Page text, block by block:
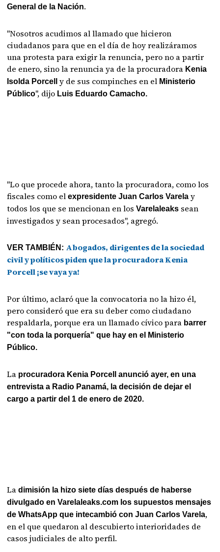
General de la Nación.
"Nosotros acudimos al llamado que hicieron
ciudadanos para que en el día de hoy realizáramos
una protesta para exigir la renuncia, pero no a partir
de enero, sino la renuncia ya de la procuradora Kenia
Isolda Porcell
y de sus compinches en el Ministerio
Público", dijo Luis Eduardo Camacho.
"Lo que procede ahora, tanto la procuradora, como los
fiscales como elexpresidente Juan Carlos Varela y
todos los que se mencionan en losVarelaleaks sean
investigados y sean procesados", agregó.
VER TAMBIÉN: Abogados, dirigentes de la sociedad
civil y políticos piden que la procuradora Kenia
Porcell ¡se vaya ya!
Por último, aclaró que la convocatoria no la hizo él,
pero consideró que era su deber como ciudadano
respaldarla, porque era un llamado cívico para barrer
"con toda la porquería" que hay en el Ministerio
Público.
La procuradora Kenia Porcell anunció ayer, en una
entrevista a Radio Panamá, la decisión de dejar el
cargo a partir del 1 de enero de 2020.
Ladimisión la hizo siete días después de haberse
divulgado en Varelaleaks.com los supuestos mensajes
de WhatsApp que intecambió con Juan Carlos Varela,
en el que quedaron al descubierto interioridades de
casos judiciales de alto perfil.